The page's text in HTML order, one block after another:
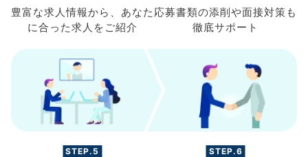
豊富な求人情報から、 あなた
に合った求人を ご紹介
応募書類の添削や面接対策も
徹底サポート
STEP.5 STEP.6